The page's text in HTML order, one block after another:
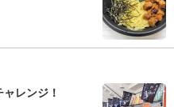
レンジ！